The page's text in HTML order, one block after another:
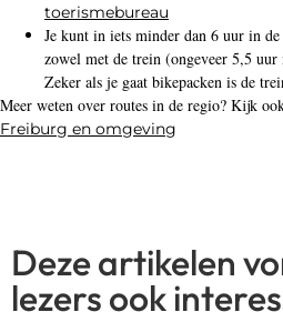
toerismebureau
Je kunt in iets minder dan 6 uur in
zowel met de trein (ongeveer 5,5
Zeker als je gaat bikepacken is de
Meer weten over routes in de regio? Kijk
Freiburg en omgeving
Deze artikelen
lezers ook